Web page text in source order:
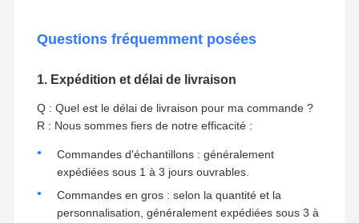
Questions fréquemment posées
1. Expédition et délai de livraison
Q : Quel est le délai de livraison pour ma commande ?
R : Nous sommes fiers de notre efficacité :
Commandes d'échantillons : généralement
expédiées sous 1 à 3 jours ouvrables.
Commandes en gros : selon la quantité et la
personnalisation, généralement expédiées sous 3 à